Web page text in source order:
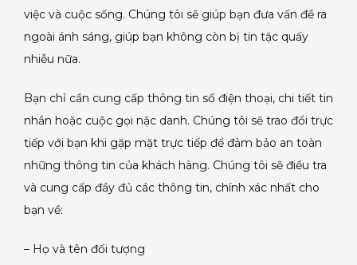
việc và cuộc sống. Chúng tôi sẽ giúp bạn đưa vấn đề ra
ngoài ánh sáng, giúp bạn không còn bị tin tặc quấy
nhiễu nữa.
Bạn chỉ cần cung cấp thông tin số điện thoại, chi tiết tin
nhắn hoặc cuộc gọi nặc danh. Chúng tôi sẽ trao đổi trực
tiếp với bạn khi gặp mặt trực tiếp để đảm bảo an toàn
những thông tin của khách hàng. Chúng tôi sẽ điều tra
và cung cấp đầy đủ các thông tin, chính xác nhất cho
bạn về:
– Họ và tên đối tượng